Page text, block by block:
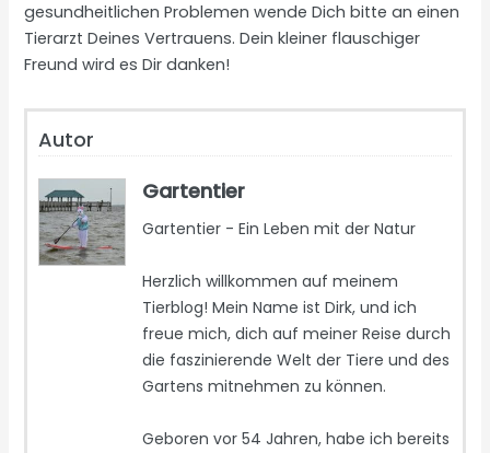
gesundheitlichen Problemen wende Dich bitte an einen
Tierarzt Deines Vertrauens. Dein kleiner flauschiger
Freund wird es Dir danken!
Autor
Gartentier
Gartentier - Ein Leben mit der Natur
Herzlich willkommen auf meinem
Tierblog! Mein Name ist Dirk, und ich
freue mich, dich auf meiner Reise durch
die faszinierende Welt der Tiere und des
Gartens mitnehmen zu können.
Geboren vor 54 Jahren, habe ich bereits